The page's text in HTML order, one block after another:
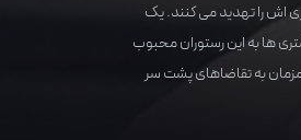
اش را تهدید می کنند. یک
ها به این رستوران محبوب
به تقاضاهای پشت سر